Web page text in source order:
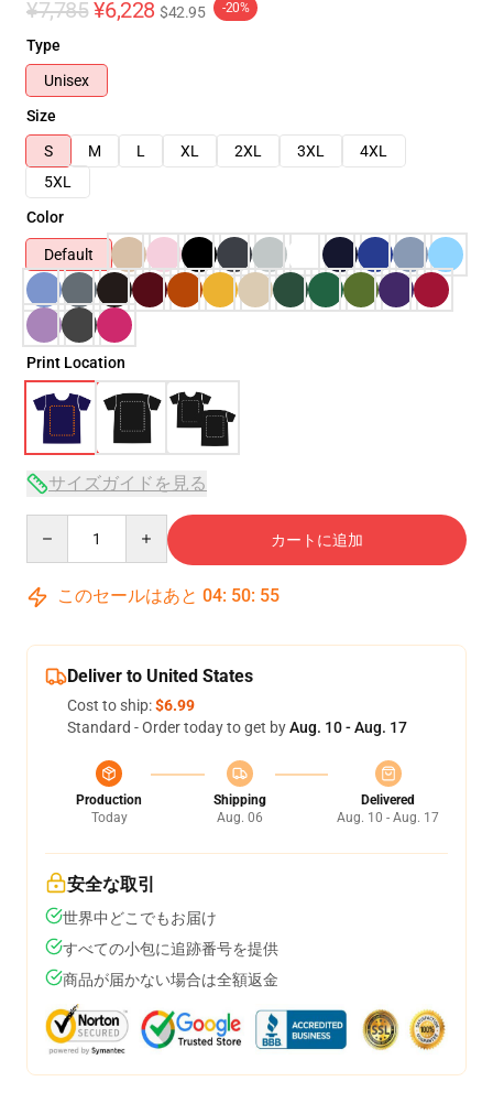
¥7,785 ¥6,228 $42.95 -20%
Type
Unisex
Size
S
M L XL 2XL 3XL
4XL
5XL
Color
Default
Print Location
サイズガイドを見る
カートに追加
このセールはあと 04: 50: 54
Deliver to United States
Cost to ship:$6.99
Standard - Order today to get byAug. 10 - Aug. 17
Production
Today
Shipping
Aug. 06
Delivered
Aug. 10 - Aug. 17
安全な取引
世界中どこでもお届け
すべての小包に追跡番号を提供
商品が届かない場合は全額返金